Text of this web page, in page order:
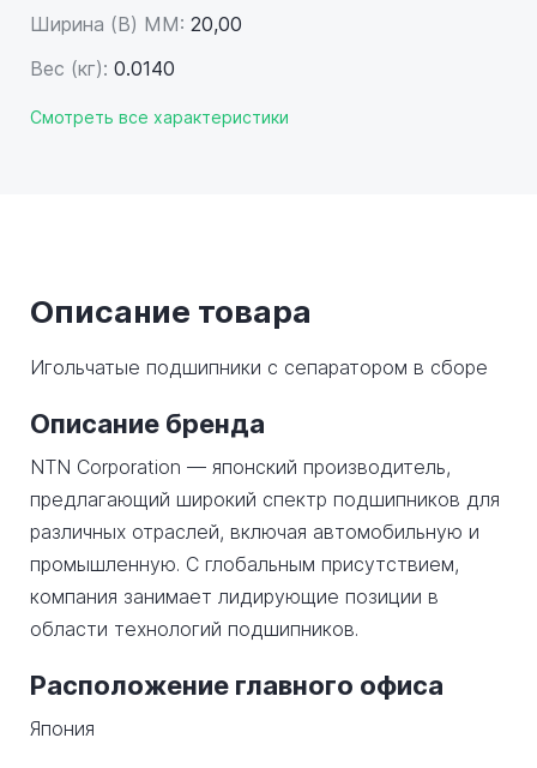
Ширина (B) MM: 20,00
Вес (кг): 0.0140
Смотреть все характеристики
Описание товара
Игольчатые подшипники с сепаратором в сборе
Описание бренда
NTN Corporation — японский производитель,
предлагающий широкий спектр подшипников для
различных отраслей, включая автомобильную и
промышленную. С глобальным присутствием,
компания занимает лидирующие позиции в
области технологий подшипников.
Расположение главного офиса
Япония